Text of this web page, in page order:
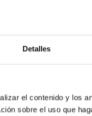
Detalles
el contenido y los
sobre el uso que